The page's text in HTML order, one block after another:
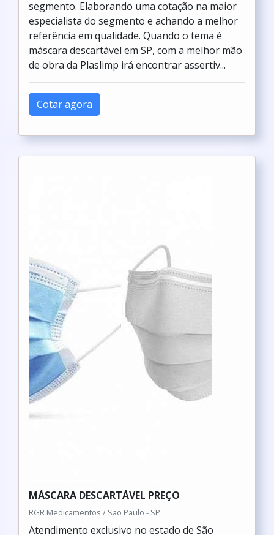
segmento. Elaborando uma cotação na maior
especialista do segmento e achando a melhor
referência em qualidade. Quando o tema é
máscara descartável em SP, com a melhor mão
de obra da Plaslimp irá encontrar assertiv...
Cotar agora
MÁSCARA DESCARTÁVEL PREÇO
RGR Medicamentos / São Paulo - SP
Atendimento exclusivo no estado de São